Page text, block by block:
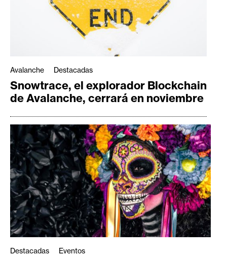
Avalanche Destacadas
Snowtrace, el explorador Blockchain
de Avalanche, cerrará en noviembre
Destacadas Eventos